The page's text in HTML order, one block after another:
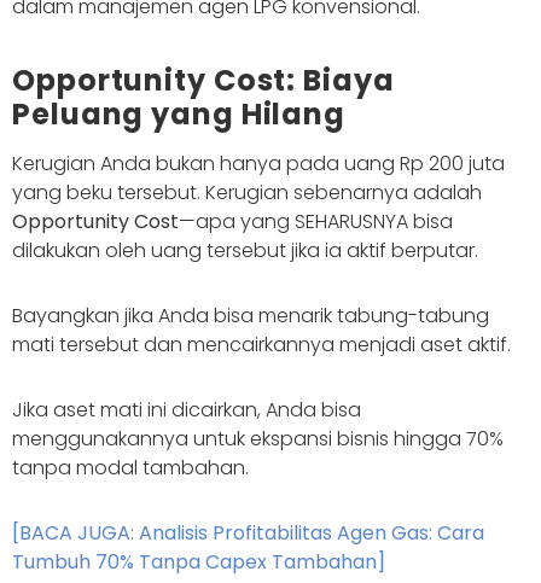
dalam manajemen agen LPG konvensional.
Opportunity Cost: Biaya
Peluang yang Hilang
Kerugian Anda bukan hanya pada uang Rp 200 juta
yang beku tersebut. Kerugian sebenarnya adalah
Opportunity Cost—apa yang SEHARUSNYA bisa
dilakukan oleh uang tersebut jika ia aktif berputar.
Bayangkan jika Anda bisa menarik tabung-tabung
mati tersebut dan mencairkannya menjadi aset aktif.
Jika aset mati ini dicairkan, Anda bisa
menggunakannya untuk ekspansi bisnis hingga 70%
tanpa modal tambahan.
[BACA JUGA: Analisis Profitabilitas Agen Gas: Cara
Tumbuh 70% Tanpa Capex Tambahan]